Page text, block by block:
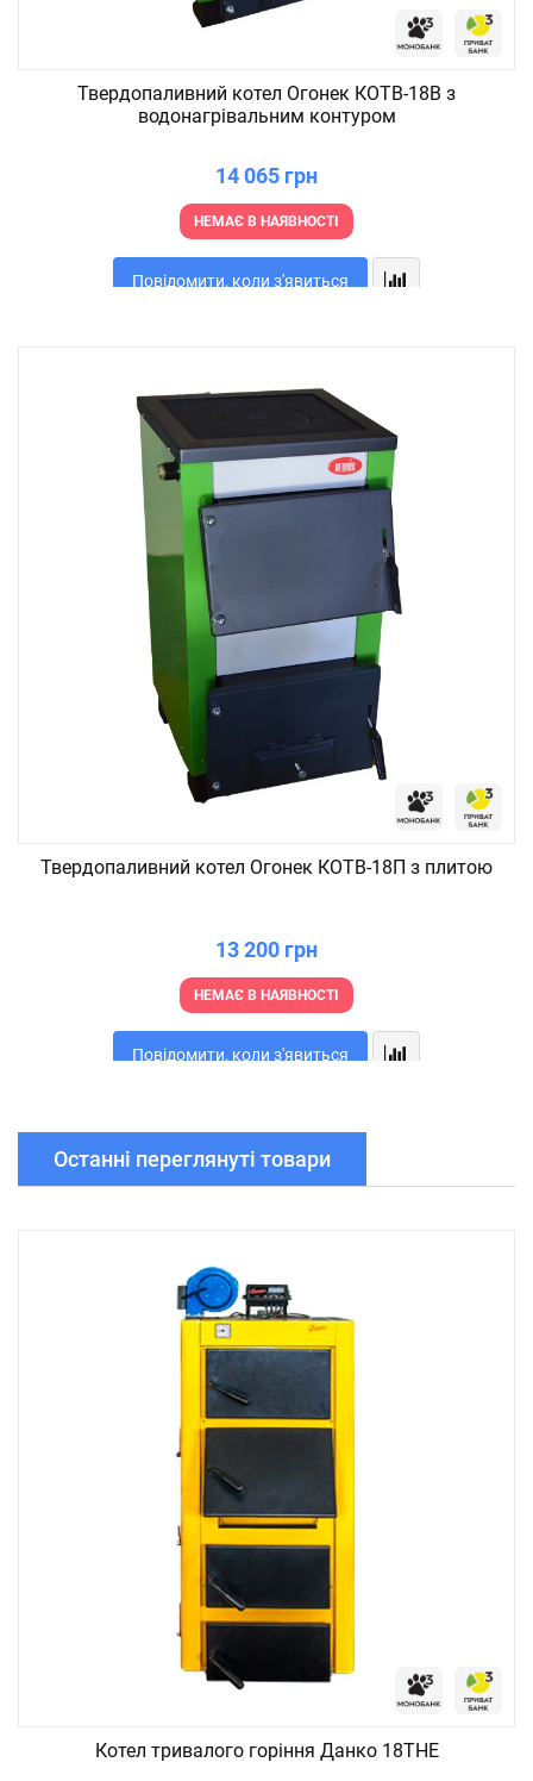
Твердопаливний котел Огонек КОТВ-18В з
водонагрівальним контуром
14 065 грн
НЕМАЄ В НАЯВНОСТІ
Повідомити, коли з'явиться
Твердопаливний котел Огонек КОТВ-18П з плитою
13 200 грн
НЕМАЄ В НАЯВНОСТІ
Повідомити, коли з'явиться
Останні переглянуті товари
Котел тривалого горіння Данко 18ТНЕ